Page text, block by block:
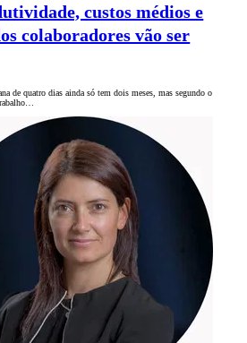
custos médios e
colaboradores vão ser
de quatro dias ainda só tem dois meses, mas segundo o